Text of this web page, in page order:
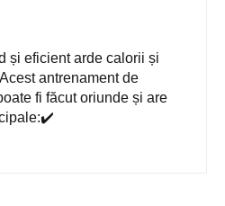
și eficient arde calorii și
antrenament de
fi făcut oriunde și are